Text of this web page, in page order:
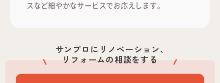
スなど細やかなサービスでお応えします。
サンプロにリノベーション、
リフォームの相談をする